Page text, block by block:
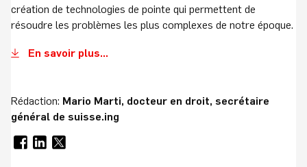
création de technologies de pointe qui permettent de
résoudre les problèmes les plus complexes de notre époque.
En savoir plus...
Rédaction: Mario Marti, docteur en droit, secrétaire
général de suisse.ing